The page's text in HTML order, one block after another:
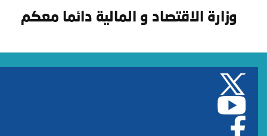
وزارة الاقتصاد و المالية دائما معكم